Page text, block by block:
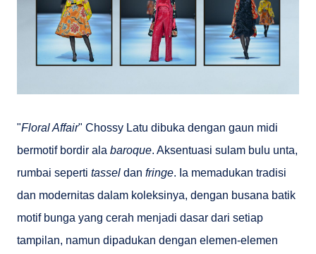
"Floral Affair" Chossy Latu dibuka dengan gaun midi
bermotif bordir ala baroque. Aksentuasi sulam bulu unta,
rumbai seperti tassel dan fringe. Ia memadukan tradisi
dan modernitas dalam koleksinya, dengan busana batik
motif bunga yang cerah menjadi dasar dari setiap
tampilan, namun dipadukan dengan elemen-elemen